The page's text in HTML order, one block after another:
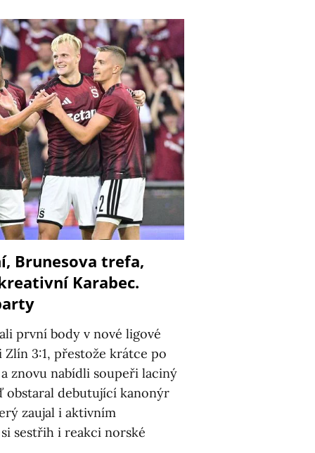
Brunesova trefa,
Karabec.
první body v nové ligové
Zlín 3:1, přestože krátce po
znovu nabídli soupeři laciný
obstaral debutující kanonýr
zaujal i aktivním
sestřih i reakci norské